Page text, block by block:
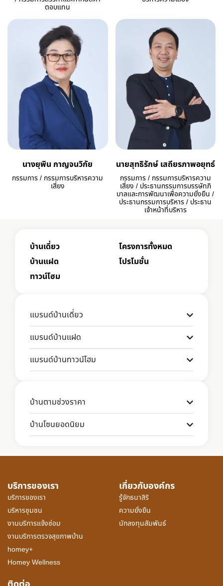
ตอบแทน
นางยุพิน กาญจนวิกัย
กรรมการ / กรรมการบริหารความ
เสี่ยง
นายสุทธิรักษ์ เสถียรภาพอยุทธ์
กรรมการ / กรรมการบริหารความ
เสี่ยง / ประธานกรรมการบรรษัทภิ
บาลและการพัฒนาเพื่อความยั่งยืน /
ประธานกรรมการบริหาร / ประธาน
เจ้าหน้าที่บริหาร
บ้านเดี่ยว
บ้านแฝด
ทาวน์โฮม
โครงการทั้งหมด
โปรโมชั่น
แบรนด์บ้านเดี่ยว
แบรนด์บ้านแฝด
แบรนด์บ้านทาวน์โฮม
บ้านตามช่วงราคา
บ้านโซนยอดนิยม
บริการของเรา
บริการของเรา
บริหารชุมชน
งานบริการแจ้งซ่อม
งานบริการตรวจสุขภาพบ้าน
homey+
Homey Wellness
เกี่ยวกับองค์กร
รู้จักธนาสิริ
ความยั่งยืน
นักลงทุนสัมพันธ์